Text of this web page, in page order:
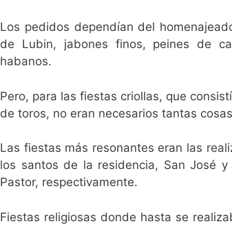
Los pedidos dependían del
de Lubin, jabones finos, peines de
habanos.
Pero, para las fiestas criollas, que
de toros, no eran necesarios tantas
Las fiestas más resonantes eran las
los santos de la residencia, San José
Pastor, respectivamente.
Fiestas religiosas donde hasta se